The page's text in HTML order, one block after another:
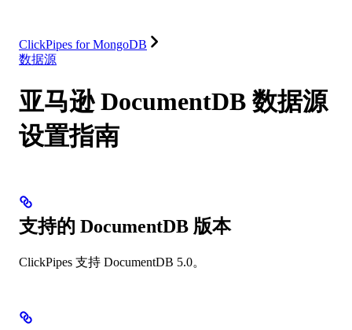
ClickPipes for MongoDB
数据源
亚马逊 DocumentDB 数据源
设置指南
支持的 DocumentDB 版本
ClickPipes 支持 DocumentDB 5.0。